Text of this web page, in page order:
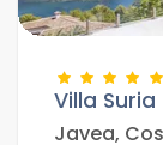
Villa Suria
Javea,